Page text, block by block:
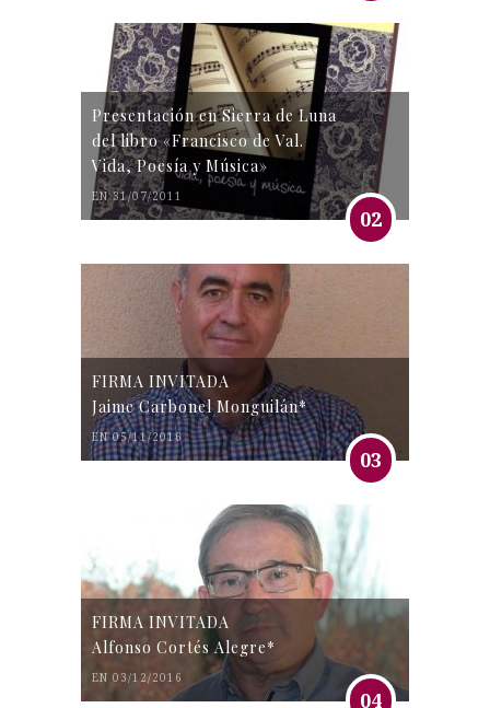
Presentación en Sierra de Luna
del libro «Francisco de Val.
Vida, Poesía y Música»
EN 31/07/2011
02
FIRMA INVITADA
Jaime Carbonel Monguilán*
EN 05/11/2016
03
FIRMA INVITADA
Alfonso Cortés Alegre*
EN 03/12/2016
04